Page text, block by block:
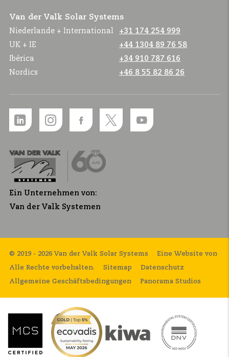
Van der Valk Solar Systems
Niederlande + International
+31 174 254 999
UK + IE
+44 1304 89 76 58
Ibérica
+34 910 787 616
Nordics
+46 8 55 82 86 26
Ein Unternehmen von:
Van der Valk Systemen
© 2019 - 2026 Van der Valk Solar Systems
Alle Rechte vorbehalten. Sitemap Datenschutz
Allgemeine Geschäftsbedingungen
Eine Website von
Panorama Studios